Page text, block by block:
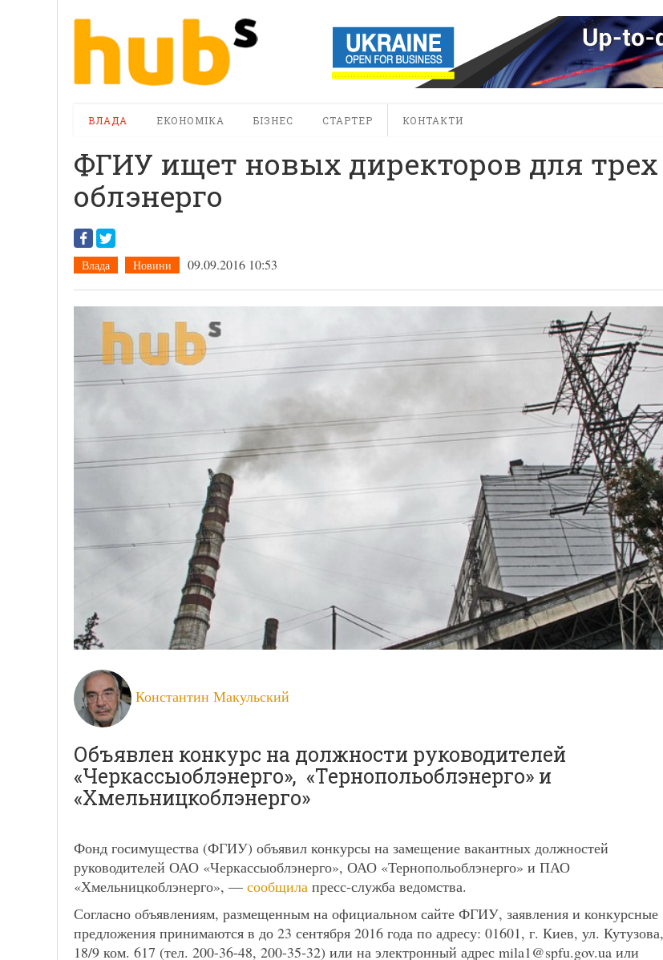
ВЛАДА ЕКОНОМІКА БІЗНЕС СТАРТЕР КОНТАКТИ
ФГИУ ищет новых директоров для трех
облэнерго
Влада Новини 09.09.2016 10:53
Константин Макульский
Объявлен конкурс на должности руководителей
«Черкассыоблэнерго», «Тернопольоблэнерго» и
«Хмельницкоблэнерго»
Фонд госимущества (ФГИУ) объявил конкурсы на замещение вакантных должностей
руководителей ОАО «Черкассыоблэнерго», ОАО «Тернопольоблэнерго» и ПАО
«Хмельницкоблэнерго», — сообщила пресс-служба ведомства.
Согласно объявлениям, размещенным на официальном сайте ФГИУ, заявления и конкурсные
предложения принимаются в до 23 сентября 2016 года по адресу: 01601, г. Киев, ул. Кутузова,
18/9 ком. 617 (тел. 200-36-48, 200-35-32) или на электронный адрес mila1@spfu.gov.ua или